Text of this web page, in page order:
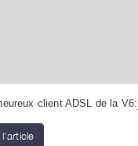
client ADSL de la V6: